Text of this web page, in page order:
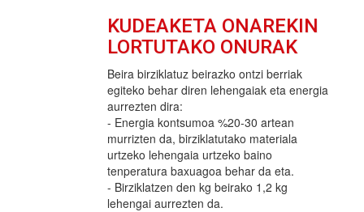
KUDEAKETA ONAREKIN
LORTUTAKO ONURAK
Beira birziklatuz beirazko ontzi berriak
egiteko behar diren lehengaiak eta energia
aurrezten dira:
- Energia kontsumoa %20-30 artean
murrizten da, birziklatutako materiala
urtzeko lehengaia urtzeko baino
tenperatura baxuagoa behar da eta.
- Birziklatzen den kg beirako 1,2 kg
lehengai aurrezten da.